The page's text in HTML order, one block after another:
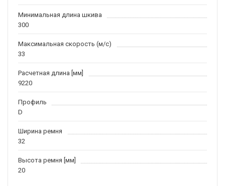
Минимальная длина шкива
300
Максимальная скорость (м/c)
33
Расчетная длина [мм]
9220
Профиль
D
Ширина ремня
32
Высота ремня [мм]
20